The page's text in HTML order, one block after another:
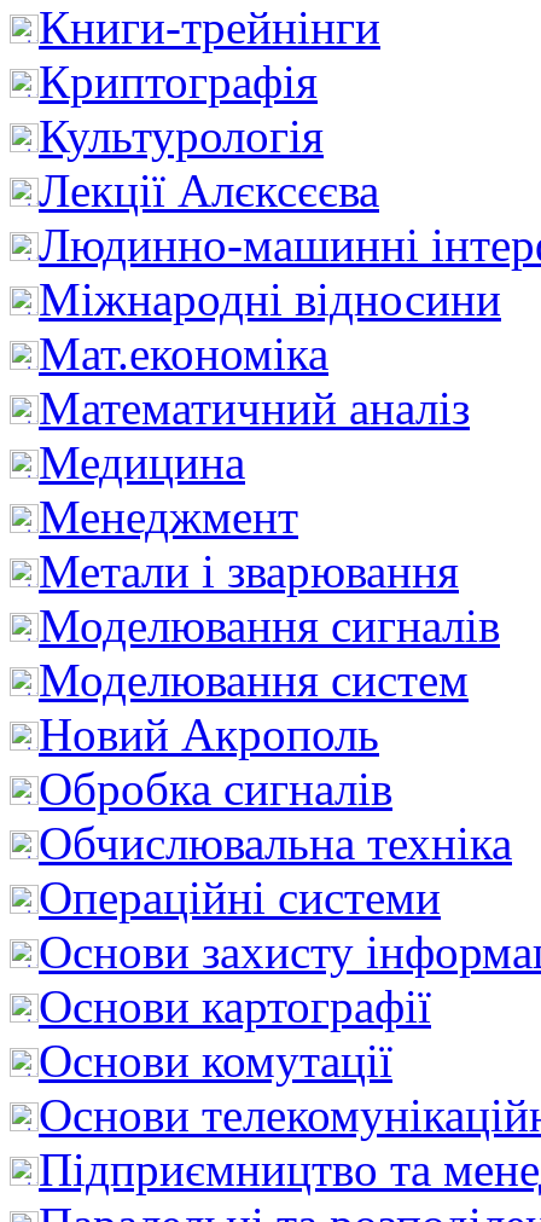
Книги-трейнінги
Криптографія
Культурологія
Лекції Алєксєєва
Людинно-машинні
Міжнародні відносини
Мат.економіка
Математичний аналіз
Медицина
Менеджмент
Метали і зварювання
Моделювання сигналів
Моделювання систем
Новий Акрополь
Обробка сигналів
Обчислювальна техніка
Операційні системи
Основи захисту
Основи картографії
Основи комутації
Основи
Підприємництво та